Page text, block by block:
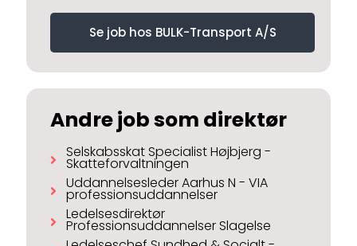
Se job hos BULK-Transport A/S
Andre job som direktør
Selskabsskat Specialist Højbjerg -
Skatteforvaltningen
Uddannelsesleder Aarhus N - VIA
professionsuddannelser
Ledelsesdirektør
Professionsuddannelser Slagelse